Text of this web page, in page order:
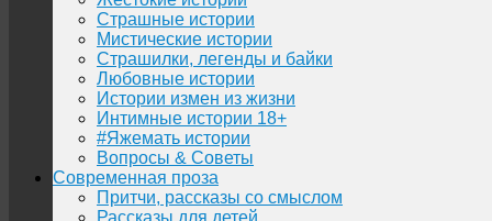
Страшные истории
Мистические истории
Страшилки, легенды и байки
Любовные истории
Истории измен из жизни
Интимные истории 18+
#Яжемать истории
Вопросы & Советы
Современная проза
Притчи, рассказы со смыслом
Рассказы для детей